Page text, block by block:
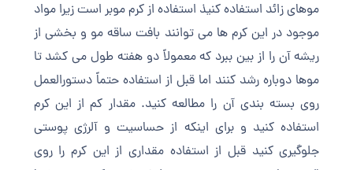
موهای زائد استفاده کنیذ استفاده از کرم موبر است زیرا مواد
موجود در این کرم ها می توانند بافت ساقه مو و بخشی از
ریشه آن را از بین ببرد که معمولاً دو هفته طول می کشد تا
موها دوباره رشد کنند اما قبل از استفاده حتماً دستورالعمل
روی بسته بندی آن را مطالعه کنید. مقدار کم از این کرم
استفاده کنید و برای اینکه از حساسیت و آلرژی پوستی
جلوگیری کنید قبل از استفاده مقداری از این کرم را روی